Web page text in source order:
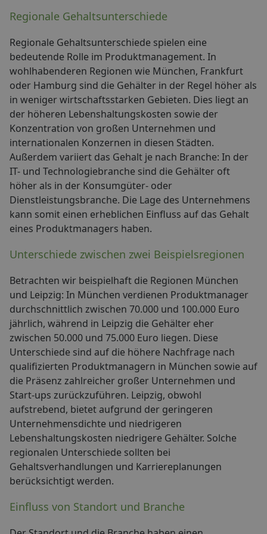
Regionale Gehaltsunterschiede
Regionale Gehaltsunterschiede spielen eine
bedeutende Rolle im Produktmanagement. In
wohlhabenderen Regionen wie München, Frankfurt
oder Hamburg sind die Gehälter in der Regel höher als
in weniger wirtschaftsstarken Gebieten. Dies liegt an
der höheren Lebenshaltungskosten sowie der
Konzentration von großen Unternehmen und
internationalen Konzernen in diesen Städten.
Außerdem variiert das Gehalt je nach Branche: In der
IT- und Technologiebranche sind die Gehälter oft
höher als in der Konsumgüter- oder
Dienstleistungsbranche. Die Lage des Unternehmens
kann somit einen erheblichen Einfluss auf das Gehalt
eines Produktmanagers haben.
Unterschiede zwischen zwei Beispielsregionen
Betrachten wir beispielhaft die Regionen München
und Leipzig: In München verdienen Produktmanager
durchschnittlich zwischen 70.000 und 100.000 Euro
jährlich, während in Leipzig die Gehälter eher
zwischen 50.000 und 75.000 Euro liegen. Diese
Unterschiede sind auf die höhere Nachfrage nach
qualifizierten Produktmanagern in München sowie auf
die Präsenz zahlreicher großer Unternehmen und
Start-ups zurückzuführen. Leipzig, obwohl
aufstrebend, bietet aufgrund der geringeren
Unternehmensdichte und niedrigeren
Lebenshaltungskosten niedrigere Gehälter. Solche
regionalen Unterschiede sollten bei
Gehaltsverhandlungen und Karriereplanungen
berücksichtigt werden.
Einfluss von Standort und Branche